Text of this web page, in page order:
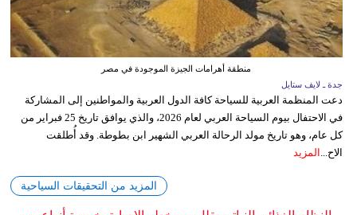
منطقة أهرامات الجيزة الموجودة في مصر
جدة ـ لايف ستايل
دعت المنظمة العربية للسياحة كافة الدول العربية والمواطنين إلى المشاركة
في الاحتفال بيوم السياحة العربي لعام 2026، والذي يوافق تاريخ 25 فبراير من
كل عام، وهو تاريخ مولد الرحالة العربي الشهير ابن بطوطة. وقد أُطلقت
الاح... المزيد
المزيد من التحقيقات السياحية